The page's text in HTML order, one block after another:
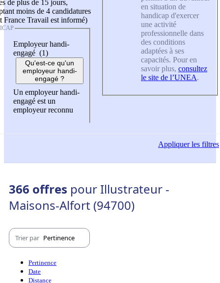
de plus de 15 jours,
moins de 4 candidatures
France Travail est informé)
Employeur handi-
engagé (1)
Qu'est-ce qu'un
employeur handi-
engagé ?
Un employeur handi-
engagé est un
employeur reconnu
en situation de
handicap d'exercer
une activité
professionnelle dans
des conditions
adaptées à ses
capacités. Pour en
savoir plus, consultez
le site de l’UNEA.
Appliquerles filtres
366 offres pour Illustrateur -
Maisons-Alfort (94700)
Trier par Pertinence
Pertinence
Date
Distance